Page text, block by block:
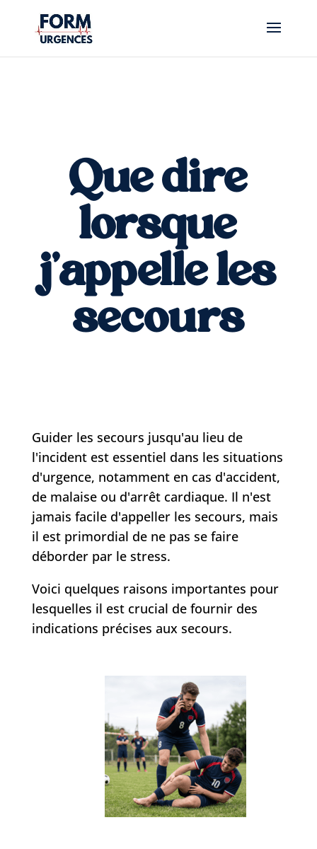
Que dire
lorsque
j'appelle les
secours
Guider les secours jusqu'au lieu de
l'incident est essentiel dans les situations
d'urgence, notamment en cas d'accident,
de malaise ou d'arrêt cardiaque. Il n'est
jamais facile d'appeller les secours, mais
il est primordial de ne pas se faire
déborder par le stress.
Voici quelques raisons importantes pour
lesquelles il est crucial de fournir des
indications précises aux secours.